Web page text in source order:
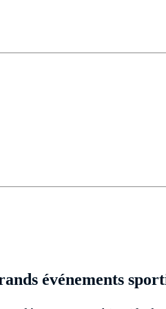
événements